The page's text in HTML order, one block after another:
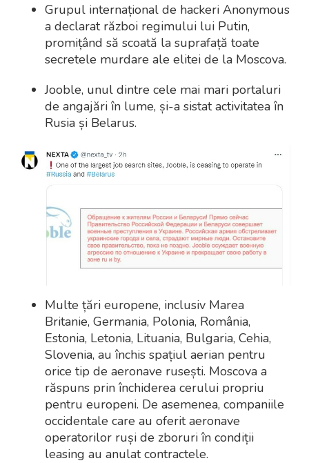
Grupul internațional de hackeri Anonymous
a declarat război regimului lui Putin,
promițând să scoată la suprafață toate
secretele murdare ale elitei de la Moscova.
Jooble, unul dintre cele mai mari portaluri
de angajări în lume, și-a sistat activitatea în
Rusia și Belarus.
Multe țări europene, inclusiv Marea
Britanie, Germania, Polonia, România,
Estonia, Letonia, Lituania, Bulgaria, Cehia,
Slovenia, au închis spațiul aerian pentru
orice tip de aeronave rusești. Moscova a
răspuns prin închiderea cerului propriu
pentru europeni. De asemenea, companiile
occidentale care au oferit aeronave
operatorilor ruși de zboruri în condiții
leasing au anulat contractele.